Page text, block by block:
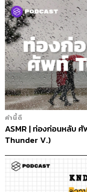
คำนี้ดี
ASMR | ท่องก่อนหลับ ศั
Thunder V.)